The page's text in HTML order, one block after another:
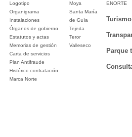
Logotipo
Organigrama
Instalaciones
Órganos de gobierno
Estatutos y actas
Memorias de gestión
Carta de servicios
Plan Antifraude
Histórico contratación
Marca Norte
Moya
Santa María
de Guía
Tejeda
Teror
Valleseco
ENORTE
Turismo
Parque